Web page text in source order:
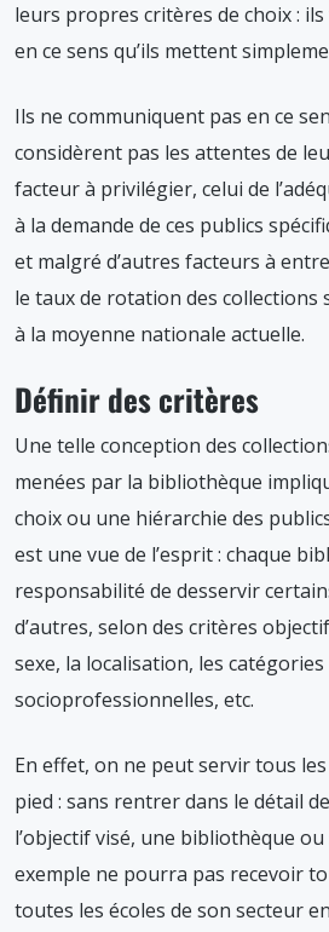
leurs propres critères de choix :
en ce sens qu’ils mettent
Ils ne communiquent pas en ce
considèrent pas les attentes de
facteur à privilégier, celui de
à la demande de ces publics
et malgré d’autres facteurs à
le taux de rotation des
à la moyenne nationale actuelle.
Définir des critères
Une telle conception des
menées par la bibliothèque
choix ou une hiérarchie des
est une vue de l’esprit : chaque
responsabilité de desservir
d’autres, selon des critères
sexe, la localisation, les catégories
socioprofessionnelles, etc.
En effet, on ne peut servir tous
pied : sans rentrer dans le détail
l’objectif visé, une bibliothèque
exemple ne pourra pas recevoir
toutes les écoles de son secteur